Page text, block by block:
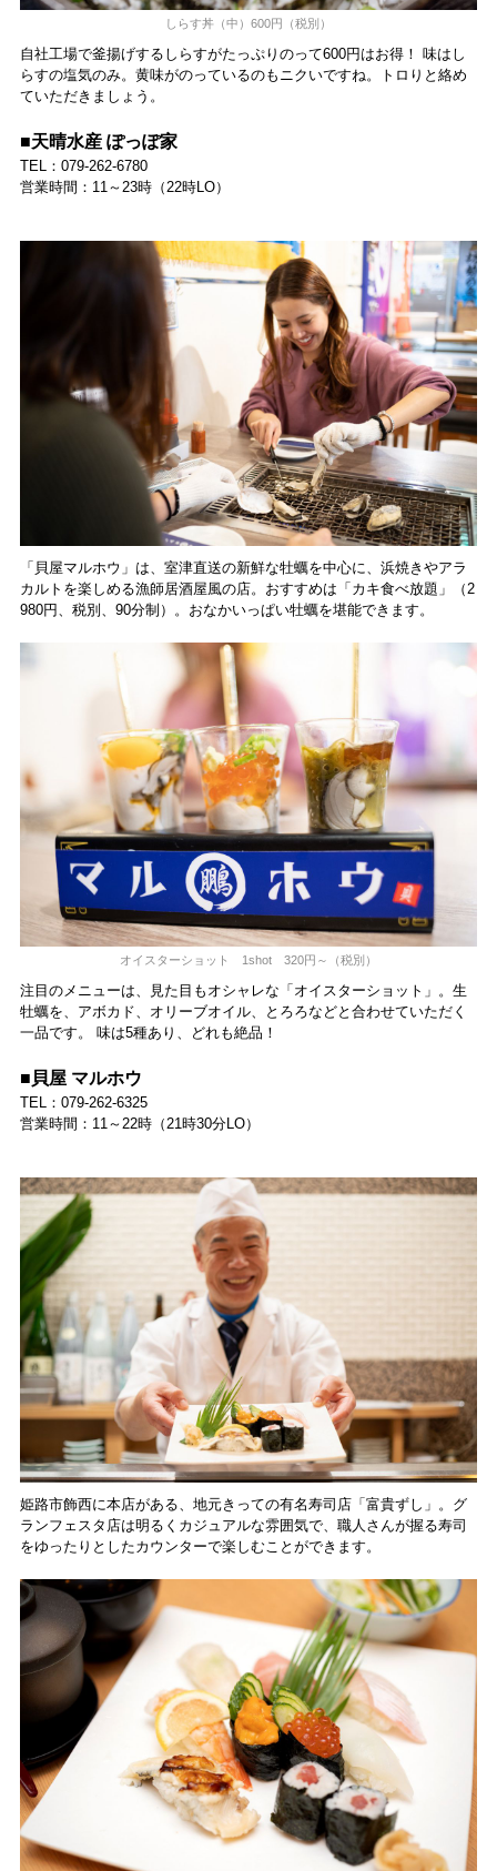
しらす丼（中）600円（税別）
自社工場で釜揚げするしらすがたっぷりのって600円はお得！ 味はし
らすの塩気のみ。黄味がのっているのもニクいですね。トロりと絡め
ていただきましょう。
■天晴水産 ぽっぽ家
TEL：079-262-6780
営業時間：11～23時（22時LO）
「貝屋マルホウ」は、室津直送の新鮮な牡蠣を中心に、浜焼きやアラ
カルトを楽しめる漁師居酒屋風の店。おすすめは「カキ食べ放題」（2
980円、税別、90分制）。おなかいっぱい牡蠣を堪能できます。
オイスターショット 1shot 320円～（税別）
注目のメニューは、見た目もオシャレな「オイスターショット」。生
牡蠣を、アボカド、オリーブオイル、とろろなどと合わせていただく
一品です。 味は5種あり、どれも絶品！
■貝屋 マルホウ
TEL：079-262-6325
営業時間：11～22時（21時30分LO）
姫路市飾西に本店がある、地元きっての有名寿司店「富貴ずし」。グ
ランフェスタ店は明るくカジュアルな雰囲気で、職人さんが握る寿司
をゆったりとしたカウンターで楽しむことができます。